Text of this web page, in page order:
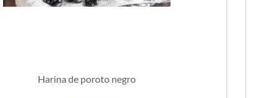
Harina de poroto negro